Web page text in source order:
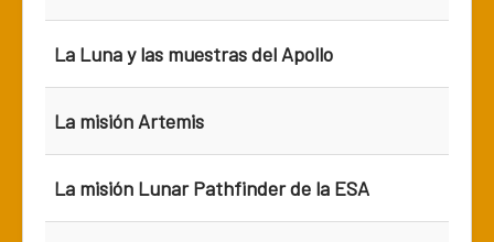
La Luna y las muestras del Apollo
La misión Artemis
La misión Lunar Pathfinder de la ESA